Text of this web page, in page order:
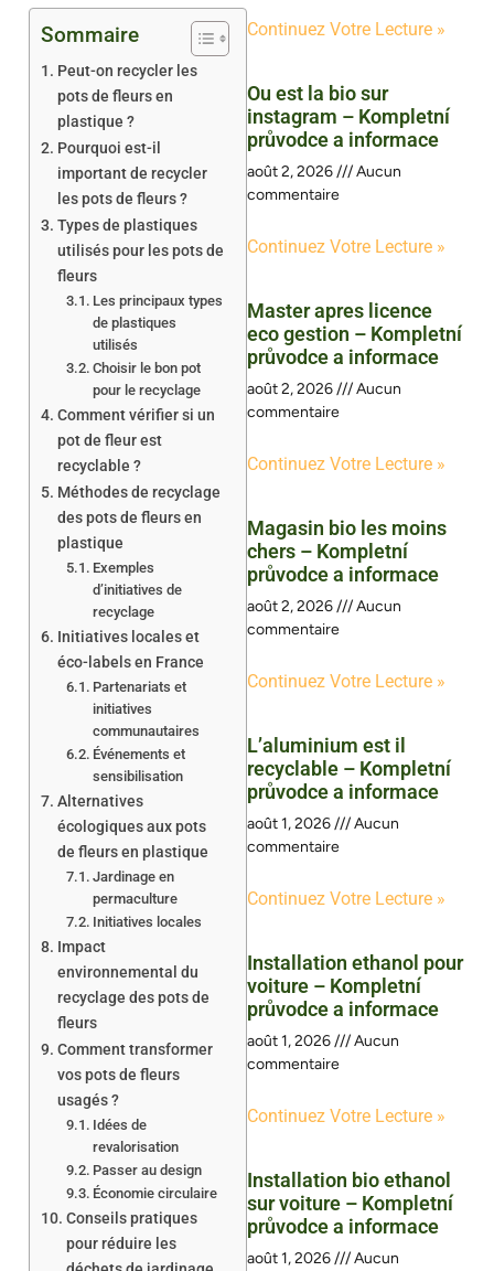
Sommaire
Peut-on recycler les
pots de fleurs en
plastique ?
Pourquoi est-il
important de recycler
les pots de fleurs ?
Types de plastiques
utilisés pour les pots de
fleurs
Les principaux types
de plastiques
utilisés
Choisir le bon pot
pour le recyclage
Comment vérifier si un
pot de fleur est
recyclable ?
Méthodes de recyclage
des pots de fleurs en
plastique
Exemples
d’initiatives de
recyclage
Initiatives locales et
éco-labels en France
Partenariats et
initiatives
communautaires
Événements et
sensibilisation
Alternatives
écologiques aux pots
de fleurs en plastique
Jardinage en
permaculture
Initiatives locales
Impact
environnemental du
recyclage des pots de
fleurs
Comment transformer
vos pots de fleurs
usagés ?
Idées de
revalorisation
Passer au design
Économie circulaire
Conseils pratiques
pour réduire les
Continuez Votre Lecture »
Ou est la bio sur
instagram – Kompletní
průvodce a informace
août 2, 2026
Aucun
commentaire
Continuez Votre Lecture »
Master apres licence
eco gestion – Kompletní
průvodce a informace
août 2, 2026
Aucun
commentaire
Continuez Votre Lecture »
Magasin bio les moins
chers – Kompletní
průvodce a informace
août 2, 2026
Aucun
commentaire
Continuez Votre Lecture »
L’aluminium est il
recyclable – Kompletní
průvodce a informace
août 1, 2026
Aucun
commentaire
Continuez Votre Lecture »
Installation ethanol pour
voiture – Kompletní
průvodce a informace
août 1, 2026
Aucun
commentaire
Continuez Votre Lecture »
Installation bio ethanol
sur voiture – Kompletní
průvodce a informace
août 1, 2026
Aucun